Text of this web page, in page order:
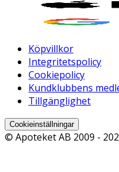
Köpvillkor
Integritetspolicy
Cookiepolicy
Kundklubbens
Tillgänglighet
Cookieinställningar
© Apoteket AB 2009 -